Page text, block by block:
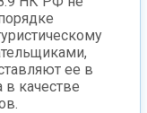
ее в
в качестве